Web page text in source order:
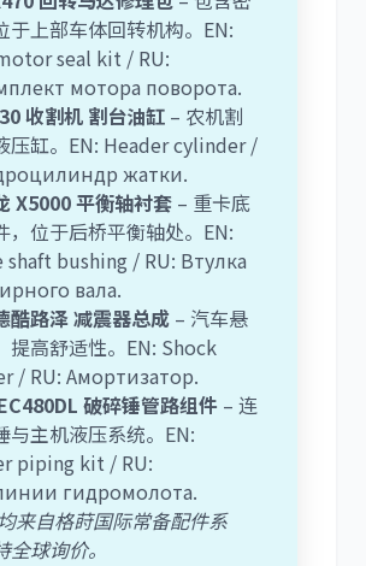
于上部车体回转机构。EN:
seal kit / RU:
мотора поворота.
收割机 割台油缸 – 农机割
压缸。EN: Header cylinder /
жатки.
X5000 平衡轴衬套 – 重卡底
，位于后桥平衡轴处。EN:
shaft bushing / RU: Втулка
вала.
酷路泽 减震器总成 – 汽车悬
提高舒适性。EN: Shock
/ RU: Амортизатор.
破碎锤管路组件 – 连
与主机液压系统。EN:
piping kit / RU:
гидромолота.
来自格莳国际常备配件系
全球询价。